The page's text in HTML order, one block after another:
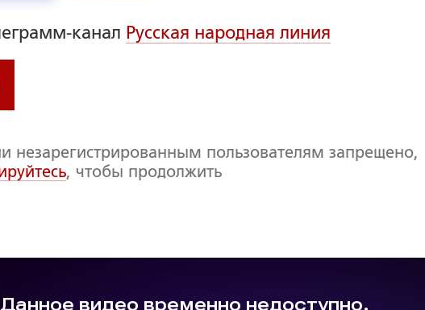
канал Русская народная линия
незарегистрированным пользователям запрещено,
, чтобы продолжить